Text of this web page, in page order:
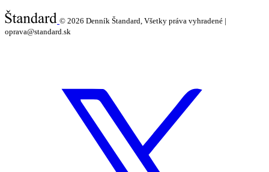
© 2026 Denník Štandard, Všetky práva vyhradené |
oprava@standard.sk